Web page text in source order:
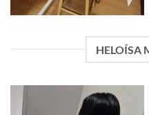
HELOÍSA